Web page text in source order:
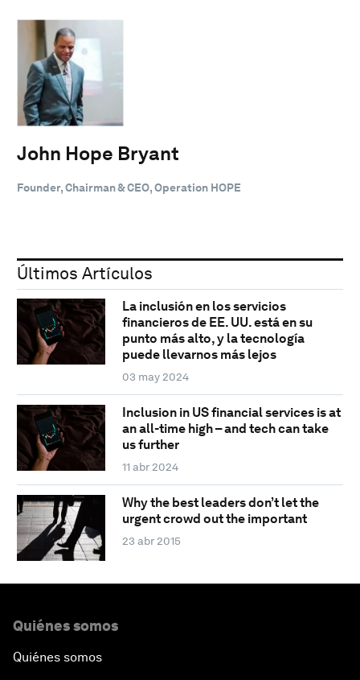
John Hope Bryant
Founder, Chairman & CEO, Operation HOPE
Últimos Artículos
La inclusión en los servicios
financieros de EE. UU. está en su
punto más alto, y la tecnología
puede llevarnos más lejos
03 may 2024
Inclusion in US financial services is at
an all-time high – and tech can take
us further
11 abr 2024
Why the best leaders don’t let the
urgent crowd out the important
23 abr 2015
Quiénes somos
Quiénes somos